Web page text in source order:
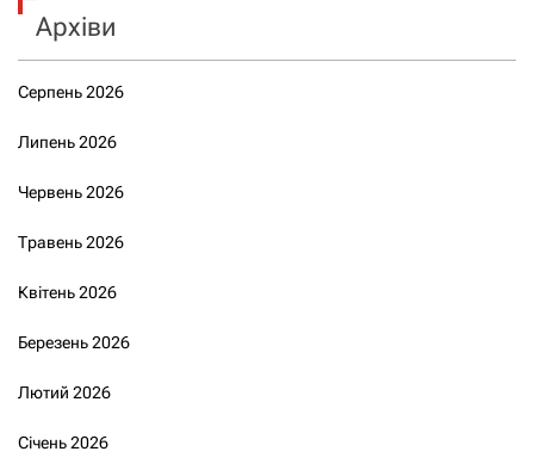
Архіви
Серпень 2026
Липень 2026
Червень 2026
Травень 2026
Квітень 2026
Березень 2026
Лютий 2026
Січень 2026